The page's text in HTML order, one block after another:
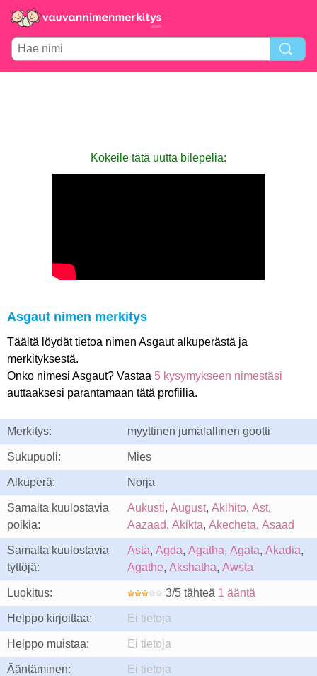
Kokeile tätä uutta bilepeliä:
Asgaut nimen merkitys
Täältä löydät tietoa nimen Asgaut alkuperästä ja
merkityksestä.
Onko nimesi Asgaut? Vastaa 5 kysymykseen nimestäsi
auttaaksesi parantamaan tätä profiilia.
Merkitys: myyttinen jumalallinen gootti
Sukupuoli: Mies
Alkuperä: Norja
Samalta kuulostavia
poikia:
Aukusti, August, Akihito, Ast,
Aazaad, Akikta, Akecheta, Asaad
Samalta kuulostavia
tyttöjä:
Asta, Agda, Agatha, Agata, Akadia,
Agathe, Akshatha, Awsta
Luokitus: 3/5 tähteä 1 ääntä
Helppo kirjoittaa: Ei tietoja
Helppo muistaa: Ei tietoja
Ääntäminen: Ei tietoja